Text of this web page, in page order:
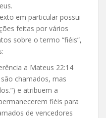
em particular possui
feitas por vários
sobre o termo “fiéis”,
a Mateus 22:14
chamados, mas
e atribuem a
fiéis para
de vencedores